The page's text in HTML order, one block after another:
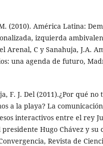
(2010). América Latina:
izquierda
Arenal, C y Sanahuja, J.A.
una agenda de futuro,
F. J. Del (2011).¿Por qué no
a la playa? La
interactivos entre el rey
Hugo Chávez y su
Revista de